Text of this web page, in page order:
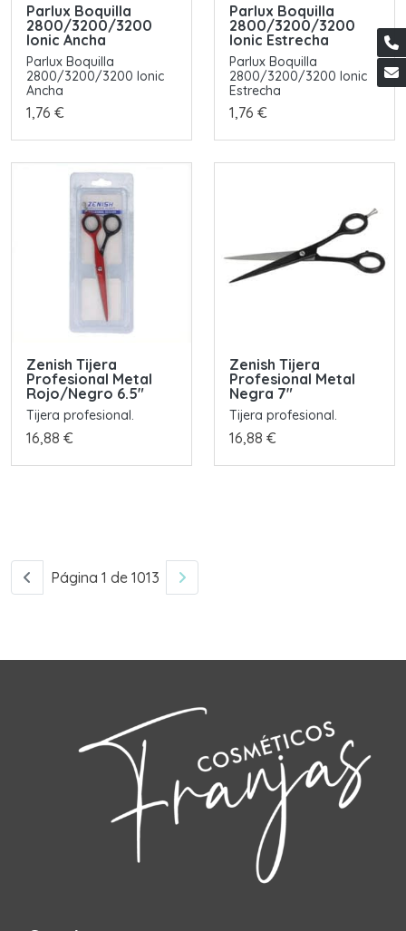
Parlux Boquilla
2800/3200/3200
Ionic Ancha
Parlux Boquilla
2800/3200/3200 Ionic
Ancha
1,76 €
Parlux Boquilla
2800/3200/3200
Ionic Estrecha
Parlux Boquilla
2800/3200/3200 Ionic
Estrecha
1,76 €
Zenish Tijera
Profesional Metal
Rojo/Negro 6.5"
Tijera profesional.
16,88 €
Zenish Tijera
Profesional Metal
Negra 7"
Tijera profesional.
16,88 €
Página 1 de 1013